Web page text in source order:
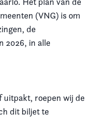
(VNG) is om
de
2026, in alle
uitpakt, roepen wij de
dit biljet te